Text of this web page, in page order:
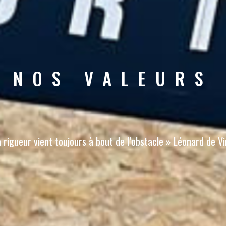
NOS VALEURS
vient toujours à bout de l’obstacle » Léonard de